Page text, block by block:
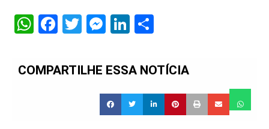
WhatsApp
Facebook
Twitter
Messenger
LinkedIn
COMPARTILHE ESSA NOTÍCIA